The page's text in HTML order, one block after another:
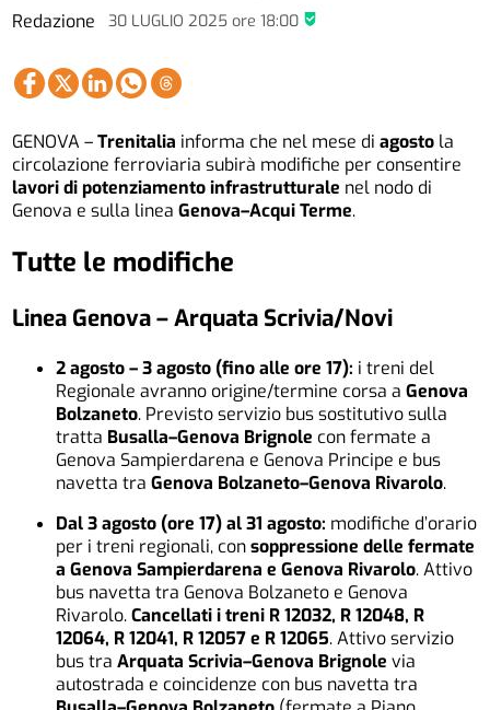
Redazione 30 LUGLIO 2025ore 18:00
GENOVA –Trenitalia informa che nel mese diagosto la
circolazione ferroviaria subirà modifiche per consentire
lavori di potenziamento infrastrutturale nel nodo di
Genova e sulla lineaGenova–Acqui Terme.
Tutte le modifiche
Linea Genova – Arquata Scrivia/Novi
2 agosto – 3 agosto (fino alle ore 17): i treni del
Regionale avranno origine/termine corsa aGenova
Bolzaneto. Previsto servizio bus sostitutivo sulla
tratta Busalla–Genova Brignole con fermate a
Genova Sampierdarena e Genova Principe e bus
navetta traGenova Bolzaneto–Genova Rivarolo.
Dal 3 agosto (ore 17) al 31 agosto: modifiche d’orario
per i treni regionali, consoppressione delle fermate
a Genova Sampierdarena e Genova Rivarolo. Attivo
bus navetta tra Genova Bolzaneto e Genova
Rivarolo.Cancellati i treni R 12032, R 12048, R
12064, R 12041, R 12057 e R 12065. Attivo servizio
bus traArquata Scrivia–Genova Brignole via
autostrada e coincidenze con bus navetta tra